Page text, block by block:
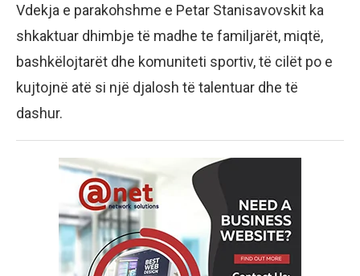
Vdekja e parakohshme e Petar Stanisavovskit ka
shkaktuar dhimbje të madhe te familjarët, miqtë,
bashkëlojtarët dhe komuniteti sportiv, të cilët po e
kujtojnë atë si një djalosh të talentuar dhe të
dashur.